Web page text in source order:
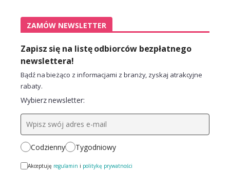
ZAMÓW NEWSLETTER
Zapisz się na listę odbiorców bezpłatnego
newslettera!
Bądź na bieżąco z informacjami z branży, zyskaj atrakcyjne
rabaty.
Wybierz newsletter:
Codzienny Tygodniowy
Akceptuję regulamin i politykę prywatności